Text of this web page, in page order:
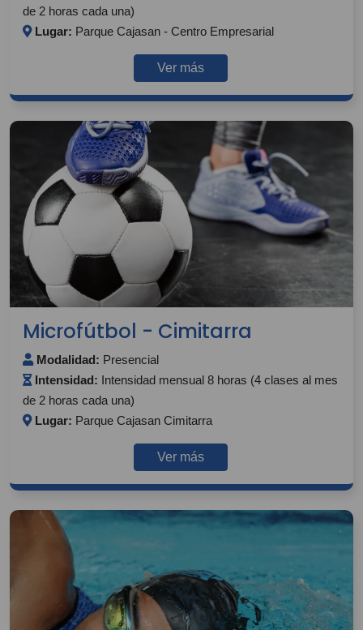
de 2 horas cada una)
Lugar: Parque Cajasan - Centro Empresarial
Ver más
Microfútbol - Cimitarra
Modalidad: Presencial
Intensidad: Intensidad mensual 8 horas (4 clases al mes
de 2 horas cada una)
Lugar: Parque Cajasan Cimitarra
Ver más